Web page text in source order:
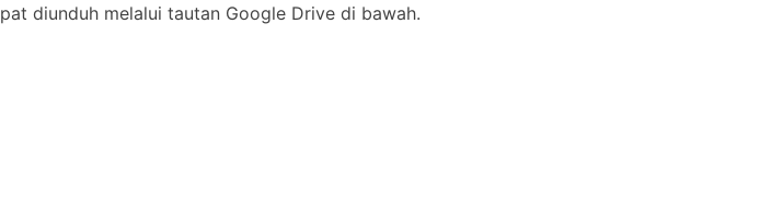
diunduh melalui tautan Google Drive di bawah.